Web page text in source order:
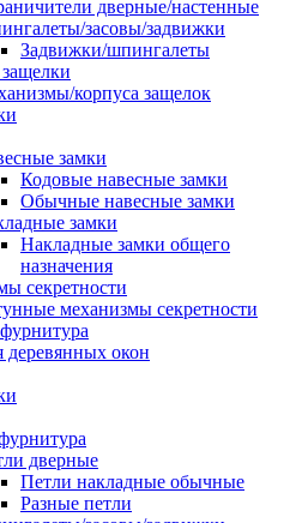
дверные/настенные
засовы/задвижки
Задвижки/шпингалеты
корпуса защелок
замки
Кодовые навесные замки
Обычные навесные замки
замки
Накладные замки общего
назначения
секретности
механизмы секретности
деревянных окон
дверные
Петли накладные обычные
Разные петли